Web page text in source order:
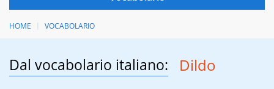
HOME VOCABOLARIO
Dal vocabolario italiano: Dildo